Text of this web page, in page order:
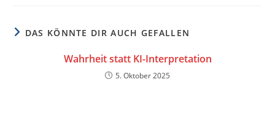
DAS KÖNNTE DIR AUCH GEFALLEN
Wahrheit statt KI-Interpretation
5. Oktober 2025